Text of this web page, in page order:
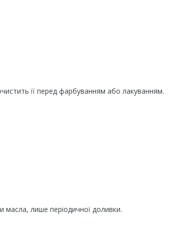
її перед фарбуванням або лакуванням.
масла, лише періодичної доливки.